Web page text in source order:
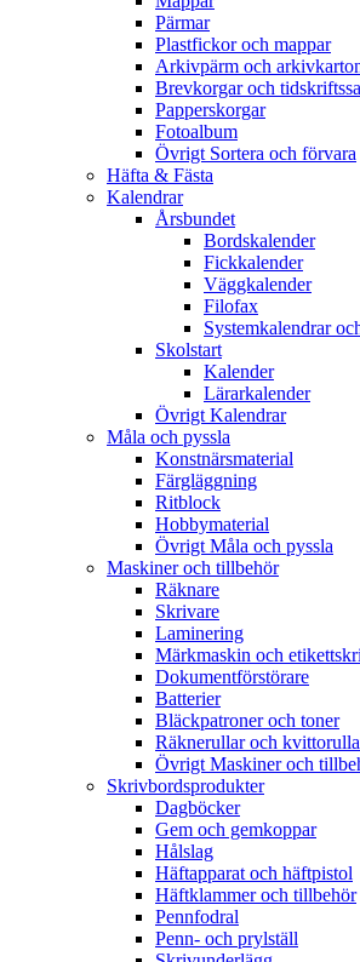
Pärmar
Plastfickor och mappar
Arkivpärm och
Brevkorgar och
Papperskorgar
Fotoalbum
Övrigt Sortera och förvara
Häfta & Fästa
Kalendrar
Årsbundet
Bordskalender
Fickkalender
Väggkalender
Filofax
Systemkalendrar
Skolstart
Kalender
Lärarkalender
Övrigt Kalendrar
Måla och pyssla
Konstnärsmaterial
Färgläggning
Ritblock
Hobbymaterial
Övrigt Måla och pyssla
Maskiner och tillbehör
Räknare
Skrivare
Laminering
Märkmaskin och
Dokumentförstörare
Batterier
Bläckpatroner och toner
Räknerullar och
Övrigt Maskiner och
Skrivbordsprodukter
Dagböcker
Gem och gemkoppar
Hålslag
Häftapparat och häftpistol
Häftklammer och tillbehör
Pennfodral
Penn- och prylställ